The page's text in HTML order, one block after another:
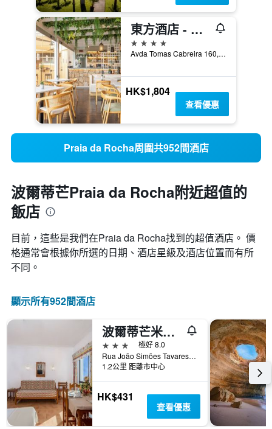
東方酒店 - 只招待成人入住 - 波提茂
4星級
Avda Tomas Cabreira 160, 波爾蒂芒, 法魯區, 葡萄牙
HK$1,804
查看優惠
Praia da Rocha周圍共952間酒店
波爾蒂芒Praia da Rocha附近超值的
飯店
目前，這些是我們在Praia da Rocha找到的超值酒店。 價
格通常會根據你所選的日期、酒店星級及酒店位置而有所
不同。
顯示所有952間酒店
波爾蒂芒米拉喬洛
3星級
極好 8.0
Rua João Simões Tavares Lote 58, 波爾蒂芒, 法魯區, 葡萄牙
1.2公里 距離市中心
HK$431
查看優惠